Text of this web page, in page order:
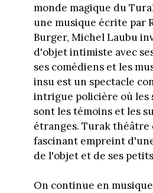
monde magique du
une musique écrite par
Burger, Michel Laubu
d'objet intimiste avec
ses comédiens et les
insu est un spectacle
intrigue policière où les
sont les témoins et les
étranges. Turak
fascinant empreint
de l'objet et de ses
On continue en